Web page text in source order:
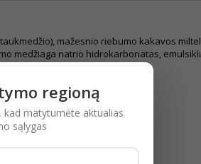
mažesnio riebumo kakavos
medžiaga natrio hidrokarbonatas,
regioną
kad matytumėte aktualias
sąlygas